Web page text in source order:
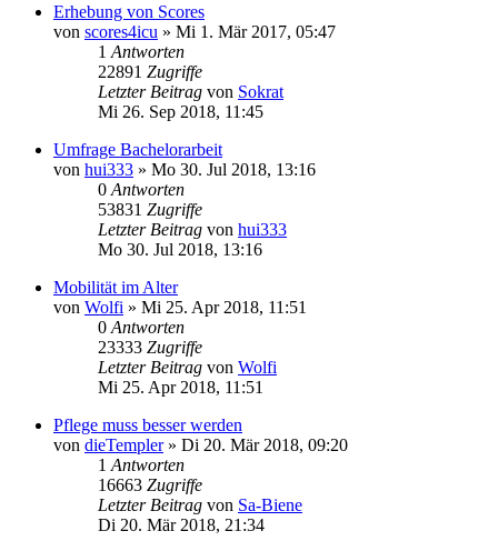
Erhebung von Scores
von scores4icu » Mi 1. Mär 2017, 05:47
1 Antworten
22891 Zugriffe
Letzter Beitrag von Sokrat
Mi 26. Sep 2018, 11:45
Umfrage Bachelorarbeit
von hui333 » Mo 30. Jul 2018, 13:16
0 Antworten
53831 Zugriffe
Letzter Beitrag von hui333
Mo 30. Jul 2018, 13:16
Mobilität im Alter
von Wolfi » Mi 25. Apr 2018, 11:51
0 Antworten
23333 Zugriffe
Letzter Beitrag von Wolfi
Mi 25. Apr 2018, 11:51
Pflege muss besser werden
von dieTempler» Di 20. Mär 2018, 09:20
1 Antworten
16663 Zugriffe
Letzter Beitrag von Sa-Biene
Di 20. Mär 2018, 21:34